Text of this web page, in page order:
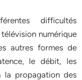
difficultés
numérique
autres formes de
le débit, les
la propagation des